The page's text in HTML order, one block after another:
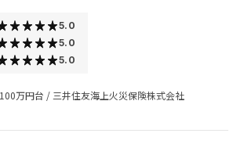
5.0
5.0
5.0
万円台 / 三井住友海上火災保険株式会社